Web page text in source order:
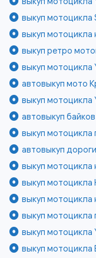
выкуп мотоцикла
выкуп
выкуп ретро
выкуп мотоцикла
автовыкуп мото
выкуп мотоцикла
автовыкуп
выкуп мотоцикла
автовыкуп
выкуп мотоцикла
выкуп
выкуп мотоцикла
выкуп мотоцикла
выкуп мотоцикла
выкуп мотоцикла